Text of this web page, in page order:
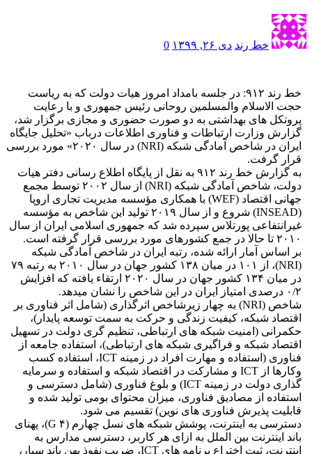
خط رند دی ۲۶, ۱۳۹۹ 0
خط رند ۹۱۲: در جلسه بامداد امروز هیات دولت که به ریاست
حجت الاسلام والمسلمین روحانی رئیس جمهوری و با رعایت
پروتکل های بهداشتی به دو صورت حضوری و مجازی برگزار شد،
گزارش وزارت ارتباطات و فناوری اطلاعات درباب «تحلیل جایگاه
ایران در شاخص آمادگی شبکه (NRI) در سال ۲۰۲۰» مورد بررسی
قرار گرفت.
به گزارش خط رند ۹۱۲ به نقل از پایگاه اطلاع رسانی دفتر هیات
دولت، شاخص آمادگی شبکه (NRI) از سال ۲۰۰۲ توسط مجمع
جهانی اقتصاد (WEF) با همکاری مؤسسه مدیریت تجاری اروپا
(INSEAD) شروع و از سال ۲۰۱۹ تولید این شاخص به مؤسسه
غیرانتفاعی پورتلاس سپرده شد که جمهوری اسلامی ایران از سال
۲۰۱۰ تا حالا در جمع کشورهای مورد بررسی قرار گرفته است.
بر اساس آمار ارائه شده، رتبه ایران در شاخص آمادگی شبکه
(NRI)، از ۱۰۱ در میان ۱۳۸ کشور جهان در سال ۲۰۱۰ به رتبه ۷۹
در میان ۱۳۴ کشور جهان در سال ۲۰۲۰ ارتقاء یافته که افزایش
۰/۲ درصدی امتیاز ایران در این شاخص را نشان میدهد.
شاخص (NRI) به چهار زیرشاخص اثرگذاری (شامل اثر فناوری بر
اقتصاد شبکه، کیفیت زندگی و حرکت به سمت توسعه پایدار)،
حکمرانی (امنیت شبکه های ارتباطی، تنظیم گری دولت در تسهیل
اقتصاد شبکه و فراگیری شبکه های ارتباطی)، استفاده جامعه از
فناوری (استفاده و مهارت افراد در زمینه ICT، استفاده کسب
وکارها از ICT و مشارکت در اقتصاد شبکه و استفاده و سرمایه
گذاری دولت در زمینه ICT) و بلوغ فناوری (شامل دسترسی و
استفاده از مصادیق فناوری، میزان محتوای بومی تولید شده و
قابلیت پذیرش فناوری های نوین) تقسیم می شود.
دسترسی به اینترنت، پوشش شبکه های نسل چهارم (۴ G)، پهنای
باند اینترنت بین الملل به ازای هر کاربر، دسترسی مدارس به
اینترنت، ثبت اختراع برنامه های ICT، ضریب نفوذ پهن باند سیار،